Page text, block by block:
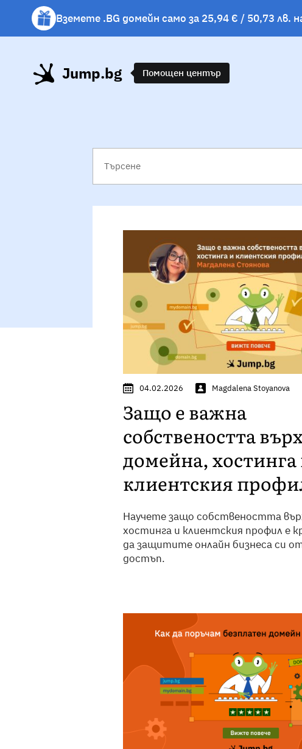
Вземете .BG домейн само за 25,94 € / 50,73 лв.
Вземете подарък чаша с избрани хостинг
Jump.bg Помощен център
04.02.2026 Magdalena Stoyanova
Защо е важна
собствеността
домейна, хостинга
клиентския
Научете защо собствеността
хостинга и клиентския профил е
да защитите онлайн бизнеса си от
достъп.